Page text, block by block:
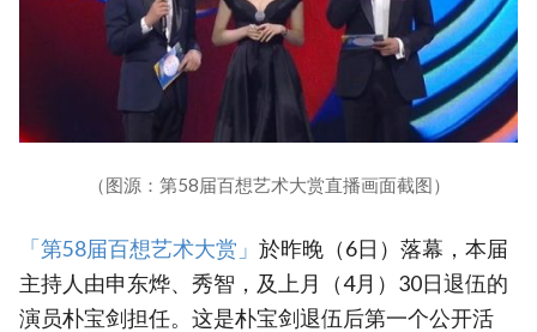
（图源：第58届百想艺术大赏直播画面截图）
「第58届百想艺术大赏」 於昨晚（6日）落幕，本届
主持人由申东烨、秀智，及上月（4月）30日退伍的
演员朴宝剑担任。这是朴宝剑退伍后第一个公开活